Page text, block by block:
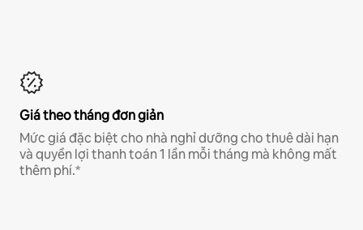
Giá theo tháng đơn giản
Mức giá đặc biệt cho nhà nghỉ dưỡng cho thuê dài hạn
và quyền lợi thanh toán 1 lần mỗi tháng mà không mất
thêm phí.*